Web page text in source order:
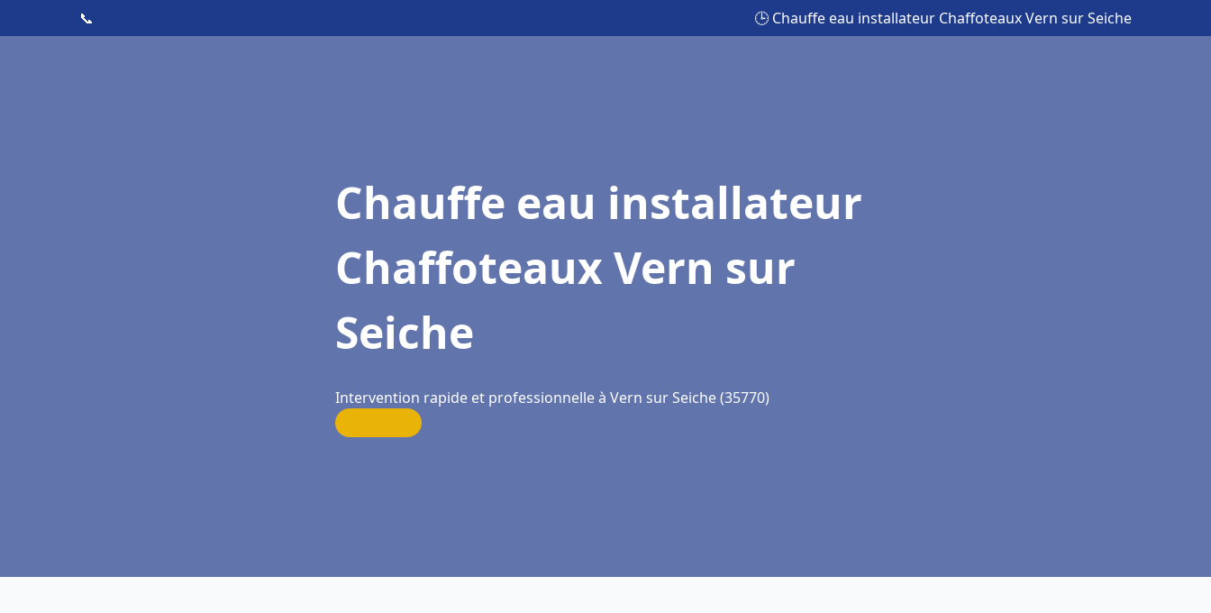
📞 🕒 Chauffe eau installateur Chaffoteaux Vern sur Seiche
Chauffe eau installateur
Chaffoteaux Vern sur
Seiche
Intervention rapide et professionnelle à Vern sur Seiche (35770)